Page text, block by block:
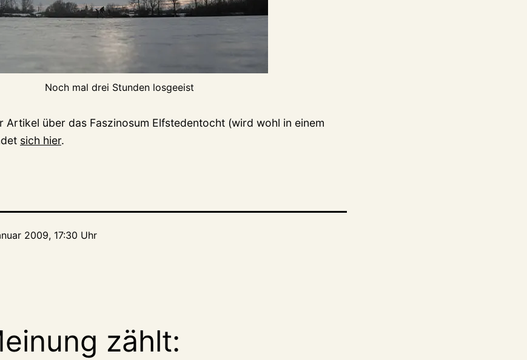
Noch mal drei Stunden losgeeist
Artikel über das Faszinosum Elfstedentocht (wird wohl in einem
sich hier.
2009, 17:30 Uhr
zählt: